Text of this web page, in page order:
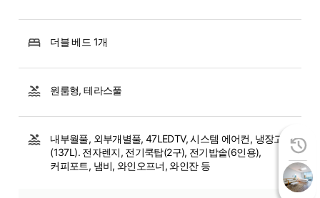
더블 베드 1개
원룸형, 테라스풀
내부월풀, 외부개별풀, 47LEDTV, 시스템 에어컨, 냉장고
(137L). 전자렌지, 전기쿡탑(2구), 전기밥솥(6인용),
커피포트, 냄비, 와인오프너, 와인잔 등